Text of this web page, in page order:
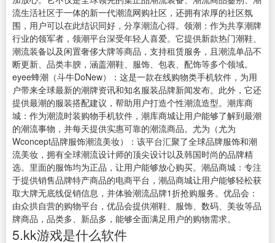
流生活社区于一体的新一代潮流网购社区，还拥有浓厚的社区氛
围，用户可以在此结识同好，分享潮流心得。领潮：作为共享潮牌
行业的领军者，领潮平台深受年轻人喜爱。它提供新款热门潮鞋、
潮流装备以及闲置奢侈大牌等商品，支持租赁服务，且潮流单品不
断更新、品类丰腴，涵盖潮鞋、服饰、包表、配饰等多个领域。
eyee蜂潮（斗牛DoNew）：这是一款在线购物类手机软件，为用
户带来全球最新的潮牌资讯和知名服装品牌新闻发布。此外，它还
提供最潮的服装搭配建议，帮助用户打造个性潮流造型。潮库商
城：作为潮流时装购物手机软件，潮库商城让用户能够了解到最潮
的潮流事物，并每天提供实惠可靠的潮流商品。尤为（尤为
Wconcept品牌服饰潮流美妆）：该平台汇聚了全球品牌服饰和潮
流美妆，拥有全球潮流设计师的顶尖设计以及韩国时尚的品牌精
选。里面的服饰均为正品，让用户能够放心购买。潮品商城：专注
于提供销售品牌特产商品的电商平台，潮品商城让用户能够轻松获
取大牌无底线促销信息，并体验潮流品牌1折抢购服务。优品会：
由众拱自营的购物平台，优品会提供潮鞋、服饰、数码、美妆等品
牌商品，品类多、新品多，能够全面满足用户的购物需求。
5.kk游戏是什么软件